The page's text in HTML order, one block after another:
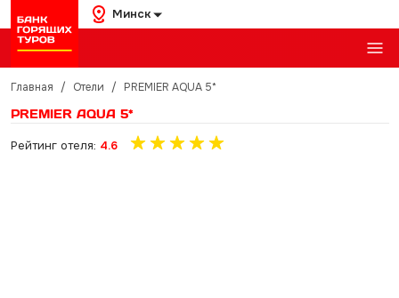
Минск
Главная / Отели / PREMIER AQUA 5*
PREMIER AQUA 5*
Рейтинг отеля: 4.6